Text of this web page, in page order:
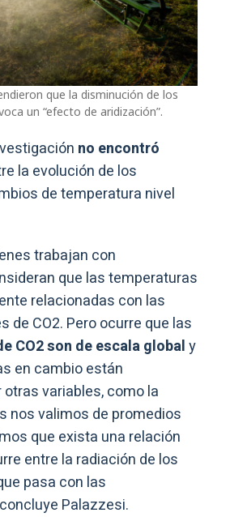
que la disminución de los
un “efecto de aridización”.
no encontró
la evolución de los
de temperatura nivel
trabajan con
que las temperaturas
relacionadas con las
de CO2. Pero ocurre que las
CO2 son de escala globaly
en cambio están
variables, como la
nos valimos de promedios
que exista una relación
entre la radiación de los
pasa con las
Palazzesi.